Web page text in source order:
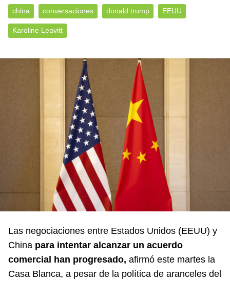
china conversaciones donald trump EEUU
Karoline Leavitt
Las negociaciones entre Estados Unidos (EEUU) y
China para intentar alcanzar un acuerdo
comercial han progresado, afirmó este martes la
Casa Blanca, a pesar de la política de aranceles del